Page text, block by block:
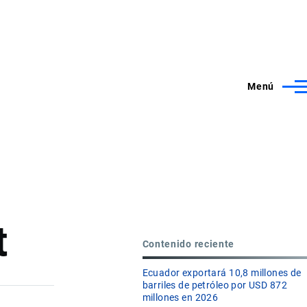
Menú
Contenido reciente
Ecuador exportará 10,8 millones de
barriles de petróleo por USD 872
millones en 2026